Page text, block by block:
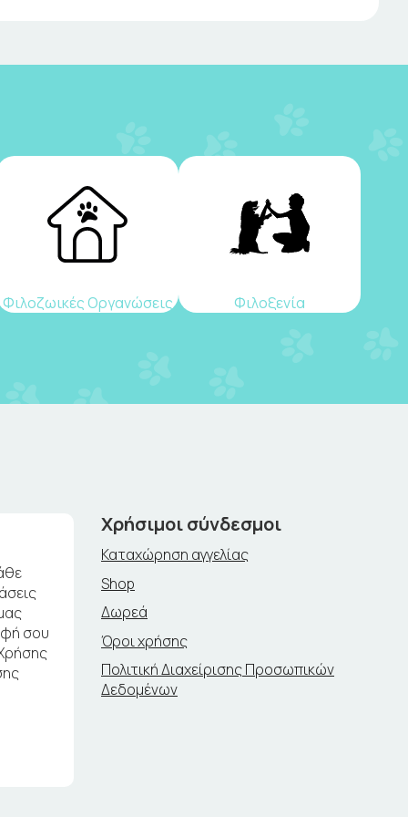
Φιλοζωικές Οργανώσεις Φιλοξενία
σου
Χρήσιμοι σύνδεσμοι
Καταχώρηση αγγελίας
Shop
Δωρεά
Όροι χρήσης
Πολιτική Διαχείρισης Προσωπικών
Δεδομένων